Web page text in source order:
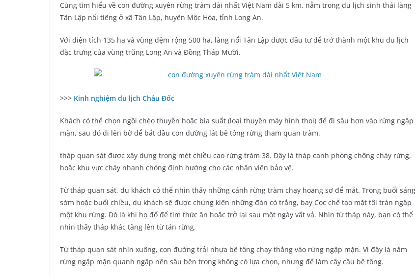
Cùng tìm hiểu về con đường xuyên rừng tràm dài nhất Việt Nam dài 5 km, nằm trong du lịch sinh thái làng
Tân Lập nổi tiếng ở xã Tân Lập, huyện Mộc Hóa, tỉnh Long An.
Với diện tích 135 ha và vùng đệm rộng 500 ha, làng nổi Tân Lập được đầu tư để trở thành một khu du lịch
đặc trưng của vùng trũng Long An và Đồng Tháp Mười.
>>> Kinh nghiệm du lịch Châu Đốc
Khách có thể chọn ngồi chèo thuyền hoặc bìa suất (loại thuyền máy hình thoi) để đi sâu hơn vào rừng ngập
mặn, sau đó đi lên bờ để bắt đầu con đường lát bê tông rừng tham quan tràm.
tháp quan sát được xây dựng trong mét chiều cao rừng tràm 38. Đây là tháp canh phòng chống cháy rừng,
hoặc khu vực cháy nhanh chóng định hướng cho các nhân viên bảo vệ.
Từ tháp quan sát, du khách có thể nhìn thấy những cánh rừng tràm chạy hoang sơ để mắt. Trong buổi sáng
sớm hoặc buổi chiều, du khách sẽ được chứng kiến những đàn cò trắng, bay Cọc chế tạo mặt tối tràn ngập
một khu rừng. Đó là khi họ đổ để tìm thức ăn hoặc trở lại sau một ngày vất vả. Nhìn từ tháp này, bạn có thể
nhìn thấy tháp khác tăng lên từ tán rừng.
Từ tháp quan sát nhìn xuống, con đường trải nhựa bê tông chạy thẳng vào rừng ngập mặn. Vì đây là năm
rừng ngập mặn quanh ngập nên sâu bên trong không có lựa chọn, nhưng để làm cây cầu bê tông.